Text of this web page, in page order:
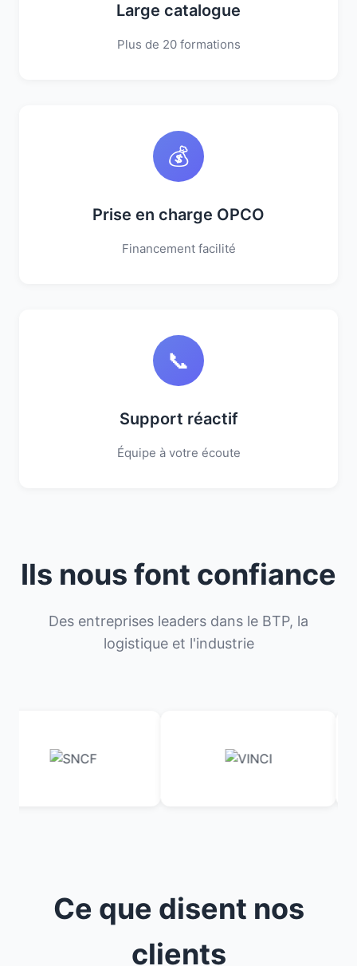
Large catalogue
Plus de 20 formations
💰
Prise en charge OPCO
Financement facilité
📞
Support réactif
Équipe à votre écoute
Ils nous font confiance
Des entreprises leaders dans le BTP, la
logistique et l'industrie
Ce que disent nos
clients